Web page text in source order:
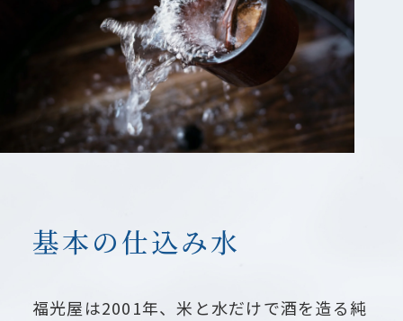
基本の仕込み水
福光屋は2001年、米と水だけで酒を造る純